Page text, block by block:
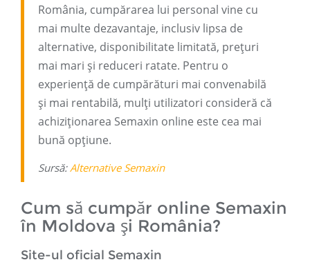
România, cumpărarea lui personal vine cu
mai multe dezavantaje, inclusiv lipsa de
alternative, disponibilitate limitată, prețuri
mai mari și reduceri ratate. Pentru o
experiență de cumpărături mai convenabilă
și mai rentabilă, mulți utilizatori consideră că
achiziționarea Semaxin online este cea mai
bună opțiune.
Sursă:Alternative Semaxin
Cum să cumpăr online Semaxin
în Moldova și România?
Site-ul oficial Semaxin